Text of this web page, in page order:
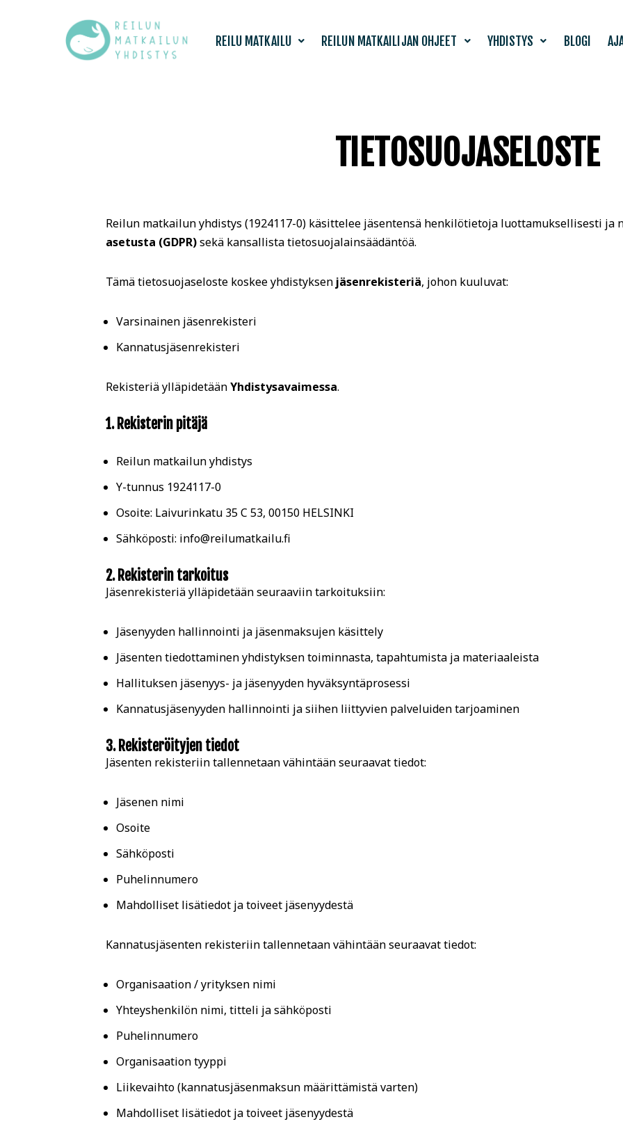
REILU MATKAILU REILUN MATKAILIJAN OHJEET YHDISTYS BLOGI
TIETOSUOJASELOSTE
Reilun matkailun yhdistys (1924117-0) käsittelee jäsentensä henkilötietoja luottamuksellisesti ja
asetusta (GDPR)sekä kansallista tietosuojalainsäädäntöä.
Tämä tietosuojaseloste koskee yhdistyksen jäsenrekisteriä, johon kuuluvat:
Varsinainen jäsenrekisteri
Kannatusjäsenrekisteri
Rekisteriä ylläpidetäänYhdistysavaimessa.
1. Rekisterin pitäjä
Reilun matkailun yhdistys
Y-tunnus 1924117-0
Osoite: Laivurinkatu 35 C 53, 00150 HELSINKI
Sähköposti: info@reilumatkailu.fi
2. Rekisterin tarkoitus
Jäsenrekisteriä ylläpidetään seuraaviin tarkoituksiin:
Jäsenyyden hallinnointi ja jäsenmaksujen käsittely
Jäsenten tiedottaminen yhdistyksen toiminnasta, tapahtumista ja materiaaleista
Hallituksen jäsenyys- ja jäsenyyden hyväksyntäprosessi
Kannatusjäsenyyden hallinnointi ja siihen liittyvien palveluiden tarjoaminen
3. Rekisteröityjen tiedot
Jäsenten rekisteriin tallennetaan vähintään seuraavat tiedot:
Jäsenen nimi
Osoite
Sähköposti
Puhelinnumero
Mahdolliset lisätiedot ja toiveet jäsenyydestä
Kannatusjäsenten rekisteriin tallennetaan vähintään seuraavat tiedot:
Organisaation / yrityksen nimi
Yhteyshenkilön nimi, titteli ja sähköposti
Puhelinnumero
Organisaation tyyppi
Liikevaihto (kannatusjäsenmaksun määrittämistä varten)
Mahdolliset lisätiedot ja toiveet jäsenyydestä